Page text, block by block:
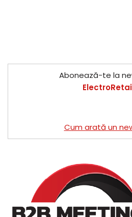
Abonează-te la
Cum arată un